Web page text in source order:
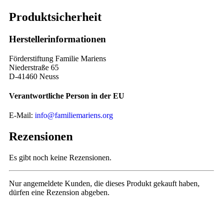
Produktsicherheit
Herstellerinformationen
Förderstiftung Familie Mariens
Niederstraße 65
D-41460 Neuss
Verantwortliche Person in der EU
E-Mail: info@familiemariens.org
Rezensionen
Es gibt noch keine Rezensionen.
Nur angemeldete Kunden, die dieses Produkt gekauft haben,
dürfen eine Rezension abgeben.